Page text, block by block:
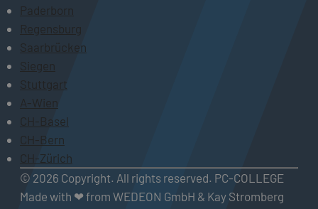
Paderborn
Regensburg
Saarbrücken
Siegen
Stuttgart
A-Wien
CH-Basel
CH-Bern
CH-Zürich
© 2026 Copyright. All rights reserved. PC-COLLEGE
Made with ❤ from WEDEON GmbH & Kay Stromberg